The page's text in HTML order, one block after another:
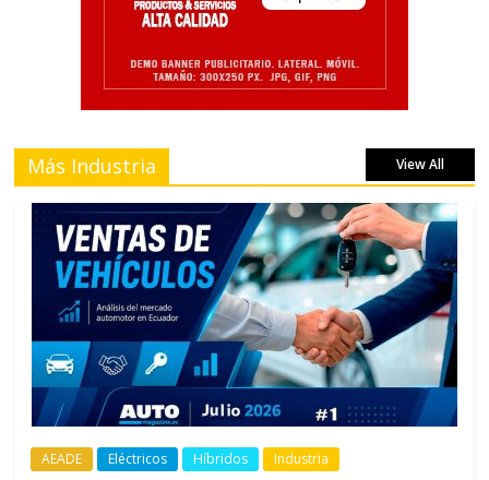
Más Industria View All
AEADE Eléctricos Híbridos Industria